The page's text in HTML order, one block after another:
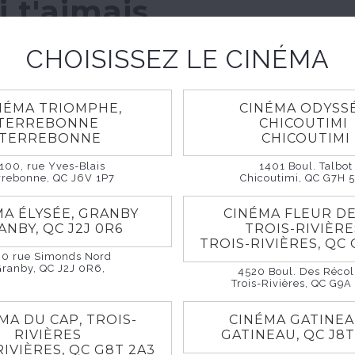
t'aimais
2026 1h 59m Drame biographique
1970, le couple mythique formé des acteurs
vacille. Si la carrière d’Yves, tant au cinéma
été aussi florissante, Simone ne tourne presque
à la rédaction de son autobiographie. Dans leur
ou leur maison de campagne, elle replonge dans
toujours prégnant, celui de la liaison entre Yves et
en 1960, ravive la douleur engendrée par les
de son mari. Simone, dont la beauté, aux dires de
noie son chagrin et son désarroi dans l’alcool.
c’est le grand amour, revient encore et toujours
CHOISISSEZ LE CINÉMA
TRIOMPHE,
TERREBONNE
rue Yves-Blais
QC J6V 1P7
CINÉMA
CHICOUTIMI
CHICOUTIMI
1401 Boul. Talbot
Chicoutimi, QC G7H
ÉLYSÉE, GRANBY
QC J2J 0R6
rue Simonds Nord
QC J2J 0R6,
CINÉMA FLEUR
TROIS-
TROIS-RIVIÈRES, QC
4520 Boul. Des
Trois-Rivières, QC G9A
DU CAP, TROIS-
RIVIÈRES
QC G8T 2A3
CINÉMA
GATINEAU, QC